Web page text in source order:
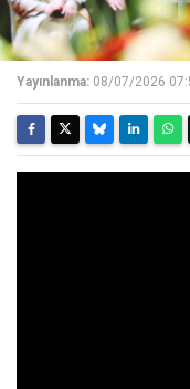
Yayınlanma: 08/07/2026